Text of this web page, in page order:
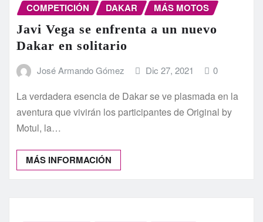
COMPETICIÓN DAKAR MÁS MOTOS
Javi Vega se enfrenta a un nuevo
Dakar en solitario
José Armando Gómez Dic 27, 2021 0
La verdadera esencia de Dakar se ve plasmada en la
aventura que vivirán los participantes de Original by
Motul, la…
MÁS INFORMACIÓN